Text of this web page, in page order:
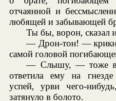
отчаянной и
любящей и забывающей
Ты бы, ворон, сказал
— Дрон-тон! —
самой головой
— Слышу, — тоже в
ответила ему на
успей, урви чего-
затянуло в болото.